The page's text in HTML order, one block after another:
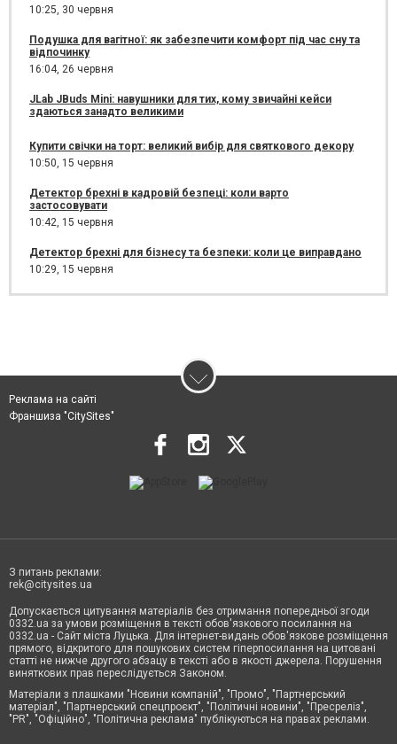
10:25, 30 червня
Подушка для вагітної: як забезпечити комфорт під час сну та
відпочинку
16:04, 26 червня
JLab JBuds Mini: навушники для тих, кому звичайні кейси
здаються занадто великими
Купити свічки на торт: великий вибір для святкового декору
10:50, 15 червня
Детектор брехні в кадровій безпеці: коли варто
застосовувати
10:42, 15 червня
Детектор брехні для бізнесу та безпеки: коли це виправдано
10:29, 15 червня
Реклама на сайті
Франшиза "CitySites"
З питань реклами:
rek@citysites.ua
Допускається цитування матеріалів без отримання попередньої згоди
0332.ua за умови розміщення в тексті обов'язкового посилання на
0332.ua - Сайт міста Луцька. Для інтернет-видань обов'язкове розміщення
прямого, відкритого для пошукових систем гіперпосилання на цитовані
статті не нижче другого абзацу в тексті або в якості джерела. Порушення
виняткових прав переслідується Законом.
Матеріали з плашками "Новини компаній", "Промо", "Партнерський
матеріал", "Партнерський спецпроєкт", "Політичні новини", "Пресреліз",
"PR", "Офіційно", "Політична реклама" публікуються на правах реклами.